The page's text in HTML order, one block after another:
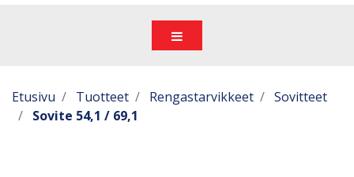
Etusivu Tuotteet Rengastarvikkeet
Sovitteet
Sovite 54,1 / 69,1